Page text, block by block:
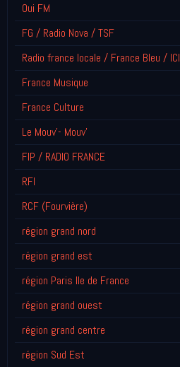
Oui FM
FG / Radio Nova / TSF
Radio france locale / France Bleu / ICI
France Musique
France Culture
Le Mouv'- Mouv'
FIP / RADIO FRANCE
RFI
RCF (Fourvière)
région grand nord
région grand est
région Paris Ile de France
région grand ouest
région grand centre
région Sud Est